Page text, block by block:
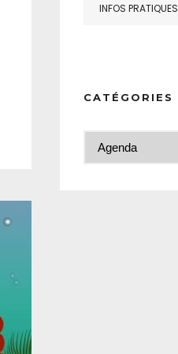
INFOS PRATIQUES
CATÉGORIES